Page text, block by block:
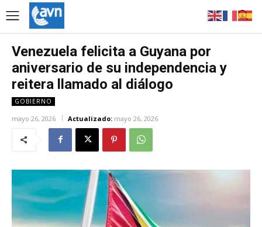
Venezuela felicita a Guyana por
aniversario de su independencia y
reitera llamado al diálogo
GOBIERNO
mayo 26, 2026 Actualizado: mayo 26, 2026